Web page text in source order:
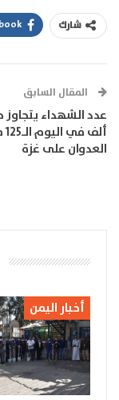
شارك
المقال السابق
العدوان على غزة
أخبار اليمن